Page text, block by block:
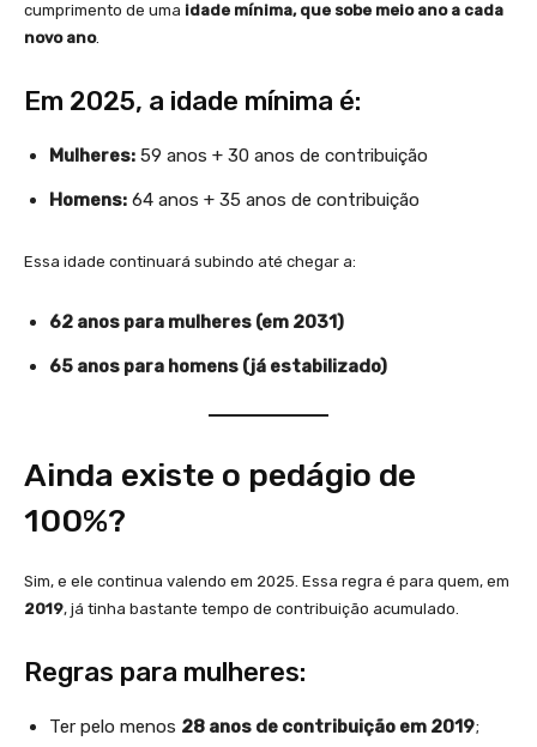
cumprimento de uma idade mínima, que sobe meio ano a cada
novo ano.
Em 2025, a idade mínima é:
Mulheres: 59 anos + 30 anos de contribuição
Homens: 64 anos + 35 anos de contribuição
Essa idade continuará subindo até chegar a:
62 anos para mulheres (em 2031)
65 anos para homens (já estabilizado)
Ainda existe o pedágio de
100%?
Sim, e ele continua valendo em 2025. Essa regra é para quem, em
2019, já tinha bastante tempo de contribuição acumulado.
Regras para mulheres:
Ter pelo menos 28 anos de contribuição em 2019;